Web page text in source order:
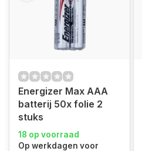
Energizer Max AAA
batterij 50x folie 2
stuks
18 op voorraad
Op werkdagen voor